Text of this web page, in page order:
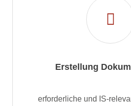
Erstellung
erforderliche und IS-